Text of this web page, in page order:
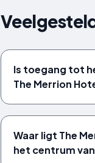
Is toegang tot
The Merrion
Waar ligt The
het centrum